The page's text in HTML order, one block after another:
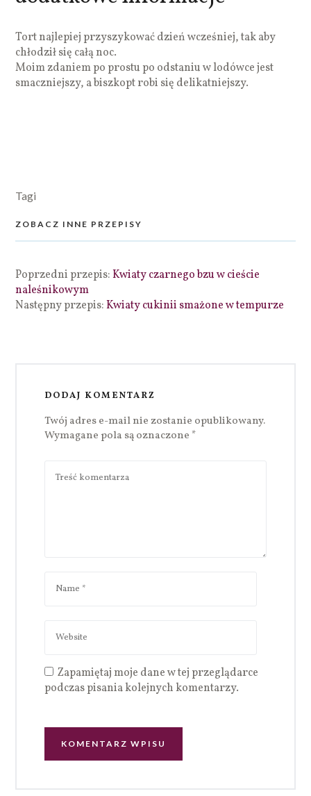
Tort najlepiej przyszykować dzień wcześniej, tak aby
chłodził się całą noc.
Moim zdaniem po prostu po odstaniu w lodówce jest
smaczniejszy, a biszkopt robi się delikatniejszy.
Tagi
ZOBACZ INNE PRZEPISY
Poprzedni przepis:Kwiaty czarnego bzu w cieście
naleśnikowym
Następny przepis:Kwiaty cukinii smażone w tempurze
DODAJ KOMENTARZ
Twój adres e-mail nie zostanie opublikowany.
Wymagane pola są oznaczone *
Zapamiętaj moje dane w tej przeglądarce
podczas pisania kolejnych komentarzy.